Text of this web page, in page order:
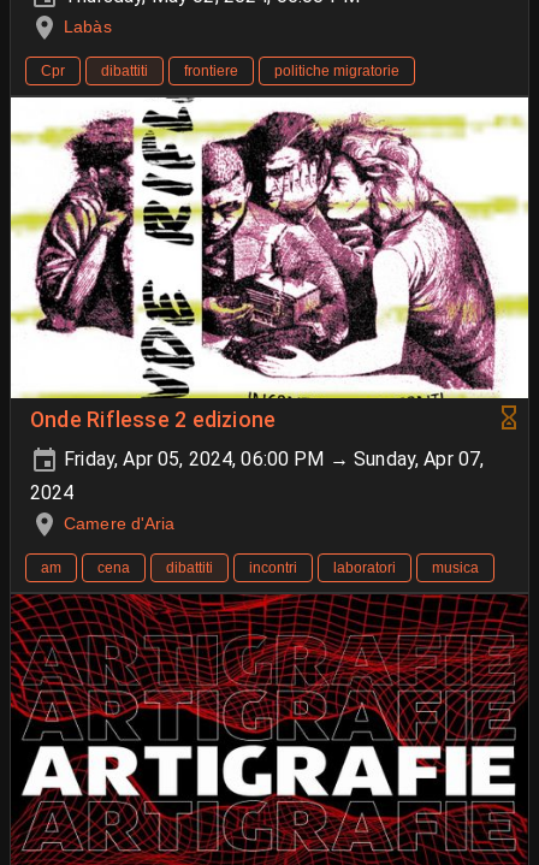
Labàs
Cpr dibattiti frontiere politiche migratorie
Onde Riflesse 2 edizione
Friday, Apr 05, 2024, 06:00 PM → Sunday, Apr 07,
2024
Camere d'Aria
am cena dibattiti incontri laboratori musica